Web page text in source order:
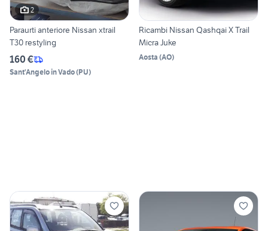
2
Paraurti anteriore Nissan xtrail
T30 restyling
160 €
Sant'Angelo in Vado(PU)
Ricambi Nissan Qashqai X Trail
Micra Juke
Aosta (AO)